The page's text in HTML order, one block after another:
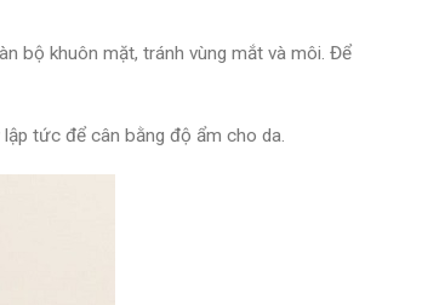
bộ khuôn mặt, tránh vùng mắt và môi. Để
tức để cân bằng độ ẩm cho da.